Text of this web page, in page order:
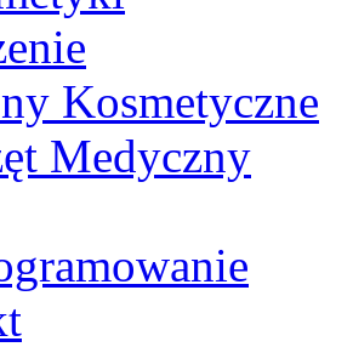
Kosmetyczne
Medyczny